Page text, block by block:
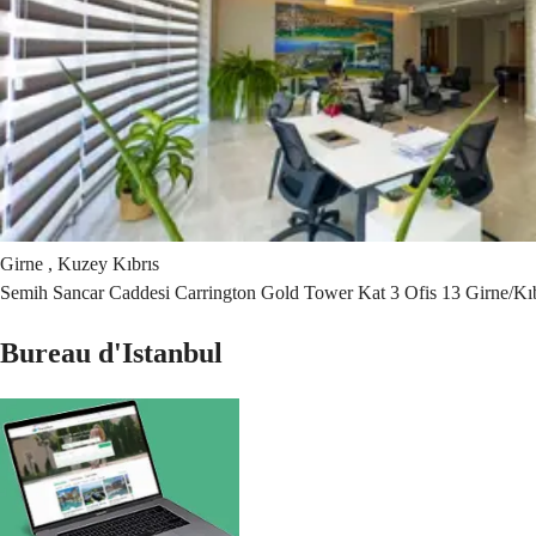
Girne , Kuzey Kıbrıs
Semih Sancar Caddesi Carrington Gold Tower Kat 3 Ofis 13 Girne/
Bureau d'Istanbul